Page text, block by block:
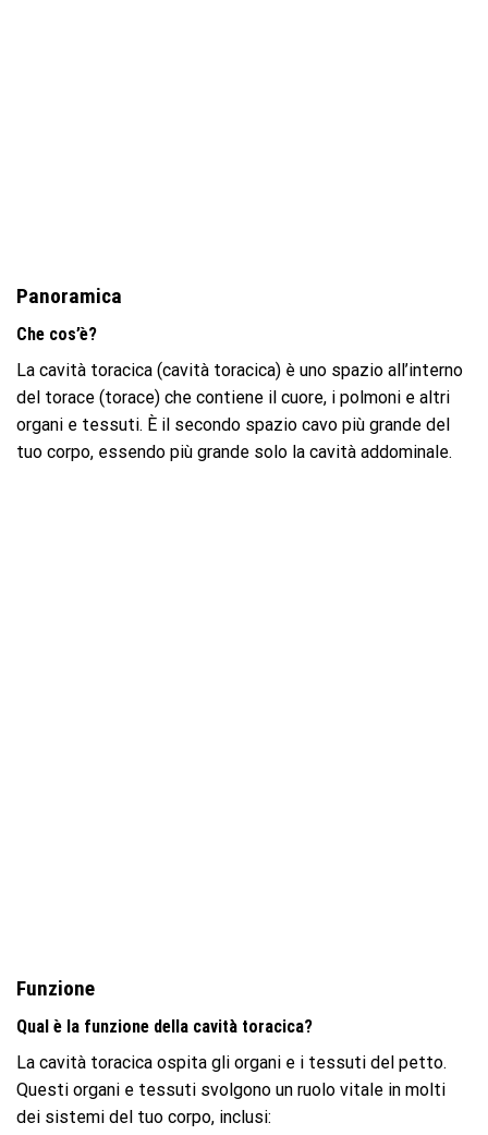
Panoramica
Che cos’è?
La cavità toracica (cavità toracica) è uno spazio all’interno
del torace (torace) che contiene il cuore, i polmoni e altri
organi e tessuti. È il secondo spazio cavo più grande del
tuo corpo, essendo più grande solo la cavità addominale.
Funzione
Qual è la funzione della cavità toracica?
La cavità toracica ospita gli organi e i tessuti del petto.
Questi organi e tessuti svolgono un ruolo vitale in molti
dei sistemi del tuo corpo, inclusi: